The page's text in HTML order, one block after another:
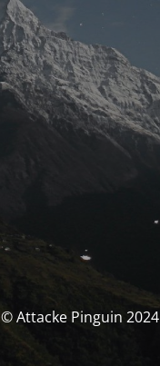
© Attacke Pinguin 2024